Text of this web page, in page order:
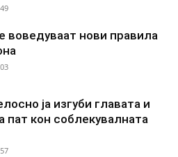
воведуваат нови правила
ја изгуби главата и
пат кон соблекувалната